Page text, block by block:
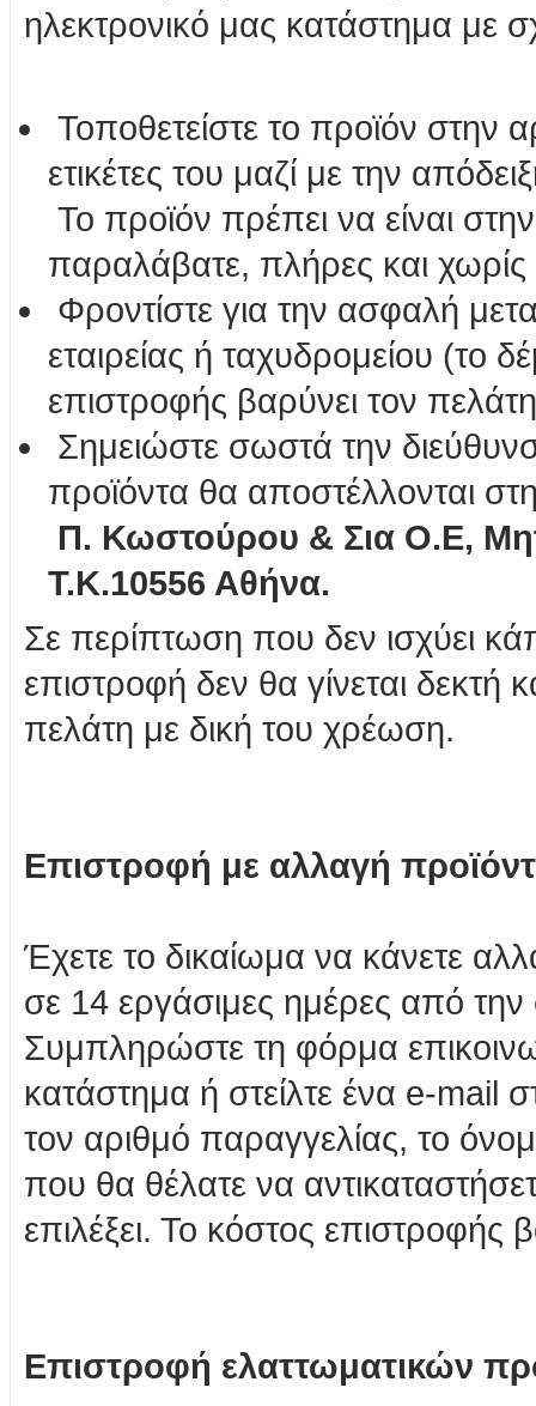
ηλεκτρονικό μας κατάστημα με
Τοποθετείστε το προϊόν στην
ετικέτες του μαζί με την
Το προϊόν πρέπει να είναι
παραλάβατε, πλήρες και χωρίς
Φροντίστε για την ασφαλή
εταιρείας ή ταχυδρομείου (το
επιστροφής βαρύνει τον
Σημειώστε σωστά την
προϊόντα θα αποστέλλονται
Π. Κωστούρου & Σια Ο.Ε,
Τ.Κ.10556 Αθήνα.
Σε περίπτωση που δεν ισχύει
επιστροφή δεν θα γίνεται δεκτή
πελάτη με δική του χρέωση.
Επιστροφή με αλλαγή
Έχετε το δικαίωμα να κάνετε
σε 14 εργάσιμες ημέρες από
Συμπληρώστε τη φόρμα
κατάστημα ή στείλτε ένα e-mail
τον αριθμό παραγγελίας, το
που θα θέλατε να
επιλέξει. Το κόστος επιστροφής
Επιστροφή ελαττωματικών